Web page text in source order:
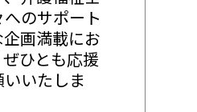
のサポート
画満載にお
ひとも応援
いたしま